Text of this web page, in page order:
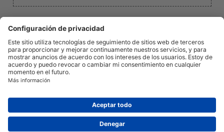
Configuración de cookies
Podemos recibir una comisión si usas uno de nuestros
Acerca de nosotrosNoticiasInformación
Privacidad y TérminosLegalinfo@lenspricer.co
DK44428156